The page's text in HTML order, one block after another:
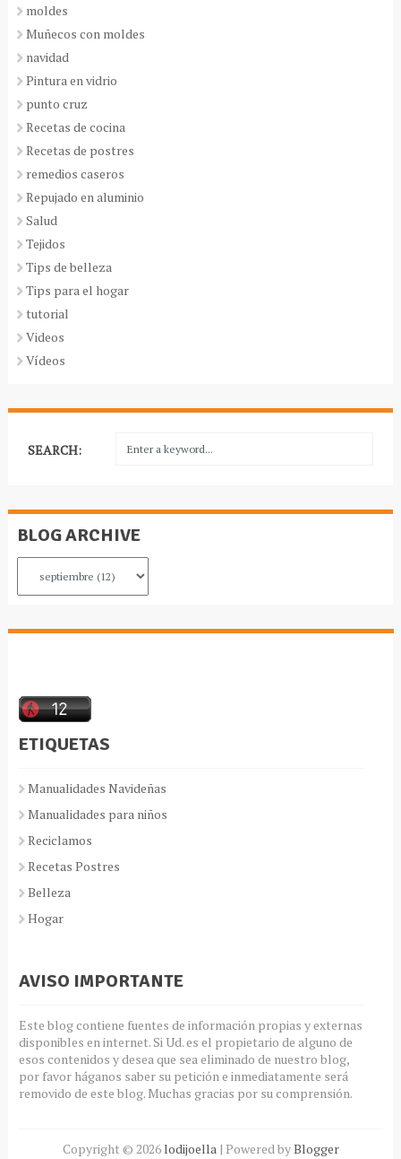
moldes
Muñecos con moldes
navidad
Pintura en vidrio
punto cruz
Recetas de cocina
Recetas de postres
remedios caseros
Repujado en aluminio
Salud
Tejidos
Tips de belleza
Tips para el hogar
tutorial
Videos
Vídeos
SEARCH:
BLOG ARCHIVE
ETIQUETAS
Manualidades Navideñas
Manualidades para niños
Reciclamos
Recetas Postres
Belleza
Hogar
AVISO IMPORTANTE
Este blog contiene fuentes de información propias y externas
disponibles en internet. Si Ud. es el propietario de alguno de
esos contenidos y desea que sea eliminado de nuestro blog,
por favor háganos saber su petición e inmediatamente será
removido de este blog. Muchas gracias por su comprensión.
Copyright © 2026 lodijoella| Powered byBlogger